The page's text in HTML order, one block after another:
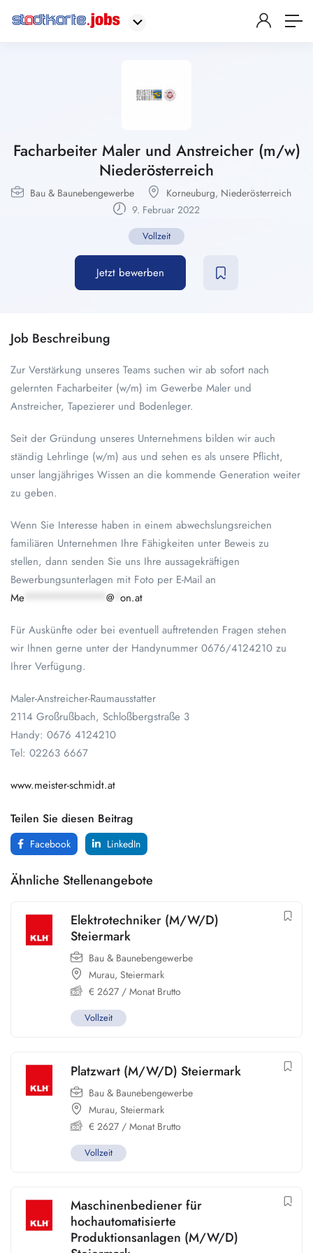
Facharbeiter Maler und Anstreicher (m/w)
Niederösterreich
Bau & Baunebengewerbe Korneuburg, Niederösterreich
9. Februar 2022
Vollzeit
Jetzt bewerben
Job Beschreibung
Zur Verstärkung unseres Teams suchen wir ab sofort nach
gelernten Facharbeiter (w/m) im Gewerbe Maler und
Anstreicher, Tapezierer und Bodenleger.
Seit der Gründung unseres Unternehmens bilden wir auch
ständig Lehrlinge (w/m) aus und sehen es als unsere Pflicht,
unser langjähriges Wissen an die kommende Generation weiter
zu geben.
Wenn Sie Interesse haben in einem abwechslungsreichen
familiären Unternehmen Ihre Fähigkeiten unter Beweis zu
stellen, dann senden Sie uns Ihre aussagekräftigen
Bewerbungsunterlagen mit Foto per E-Mail an
Me
@ on.at
Für Auskünfte oder bei eventuell auftretenden Fragen stehen
wir Ihnen gerne unter der Handynummer 0676/4124210 zu
Ihrer Verfügung.
Maler-Anstreicher-Raumausstatter
2114 Großrußbach, Schloßbergstraße 3
Handy: 0676 4124210
Tel: 02263 6667
www.meister-schmidt.at
Teilen Sie diesen Beitrag
Facebook LinkedIn
Ähnliche Stellenangebote
Elektrotechniker (M/W/D)
Steiermark
Bau & Baunebengewerbe
Murau, Steiermark
€ 2627 / Monat Brutto
Vollzeit
Platzwart (M/W/D) Steiermark
Bau & Baunebengewerbe
Murau, Steiermark
€ 2627 / Monat Brutto
Vollzeit
Maschinenbediener für
hochautomatisierte
Produktionsanlagen (M/W/D)